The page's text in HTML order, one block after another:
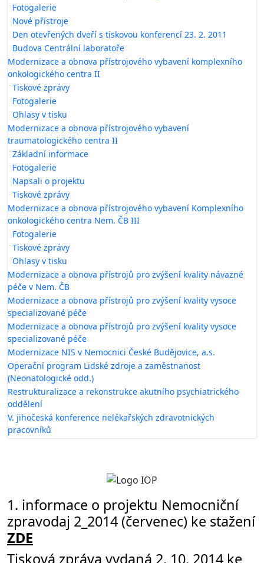
Fotogalerie
Nové přístroje
Den otevřených dveří s tiskovou konferencí 23. 2. 2011
Budova Centrální laboratoře
Modernizace a obnova přístrojového vybavení komplexního
onkologického centra II
Tiskové zprávy
Fotogalerie
Ohlasy v tisku
Modernizace a obnova přístrojového vybavení
traumatologického centra II
Základní informace
Fotogalerie
Napsali o projektu
Tiskové zprávy
Modernizace a obnova přístrojového vybavení Komplexního
onkologického centra Nem. ČB III
Fotogalerie
Tiskové zprávy
Ohlasy v tisku
Modernizace a obnova přístrojů pro zvýšení kvality návazné
péče v Nem. ČB
Modernizace a obnova přístrojů pro zvýšení kvality vysoce
specializované péče
Modernizace a obnova přístrojů pro zvýšení kvality vysoce
specializované péče
Modernizace NIS v Nemocnici České Budějovice, a.s.
Operační program Lidské zdroje a zaměstnanost
(Neonatologické odd.)
Restrukturalizace a rekonstrukce akutního psychiatrického
oddělení
V. jihočeská konference nelékařských zdravotnických
pracovníků
1. informace o projektu Nemocniční
zpravodaj 2_2014 (červenec) ke stažení
ZDE
Tisková zpráva vydaná 2. 10. 2014 ke